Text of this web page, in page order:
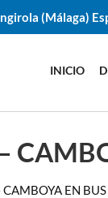
(Málaga)
INICIO
CAMBOYA EN BUS